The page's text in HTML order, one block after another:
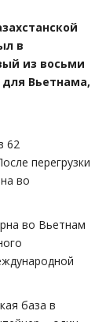
в
из восьми
Вьетнама,
62
перегрузки
во
во Вьетнам
база в